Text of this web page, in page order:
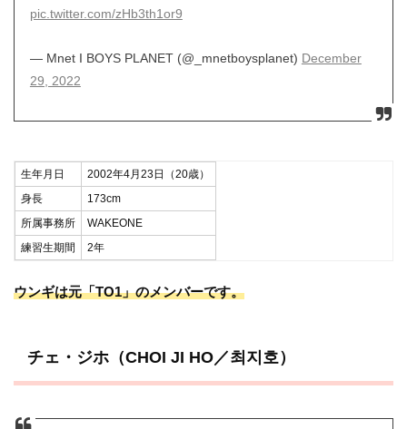
pic.twitter.com/zHb3th1or9
— Mnet I BOYS PLANET (@_mnetboysplanet) December
29, 2022
生年月日
2002年4月23日（20歳）
身長
173cm
所属事務所
WAKEONE
練習生期間
2年
ウンギは元「TO1」のメンバーです。
チェ・ジホ（CHOI JI HO／최지호）